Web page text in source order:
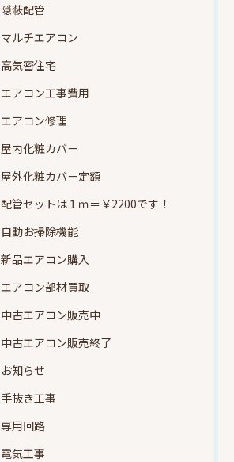
隠蔽配管
マルチエアコン
高気密住宅
エアコン工事費用
エアコン修理
屋内化粧カバー
屋外化粧カバー定額
配管セットは１ｍ＝￥2200です！
自動お掃除機能
新品エアコン購入
エアコン部材買取
中古エアコン販売中
中古エアコン販売終了
お知らせ
手抜き工事
専用回路
電気工事